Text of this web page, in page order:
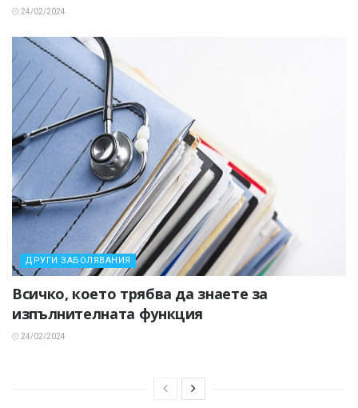
24/02/2024
ДРУГИ ЗАБОЛЯВАНИЯ
Всичко, което трябва да знаете за
изпълнителната функция
24/02/2024